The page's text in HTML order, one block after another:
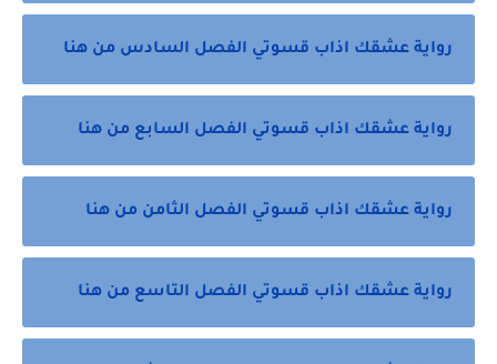
رواية عشقك اذاب قسوتي الفصل السادس من هنا
رواية عشقك اذاب قسوتي الفصل السابع من هنا
رواية عشقك اذاب قسوتي الفصل الثامن من هنا
رواية عشقك اذاب قسوتي الفصل التاسع من هنا